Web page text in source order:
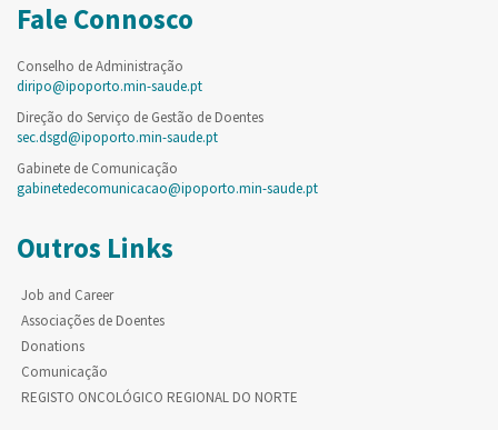
Fale Connosco
Conselho de Administração
diripo@ipoporto.min-saude.pt
Direção do Serviço de Gestão de Doentes
sec.dsgd@ipoporto.min-saude.pt
Gabinete de Comunicação
gabinetedecomunicacao@ipoporto.min-saude.pt
Outros Links
Job and Career
Associações de Doentes
Donations
Comunicação
REGISTO ONCOLÓGICO REGIONAL DO NORTE